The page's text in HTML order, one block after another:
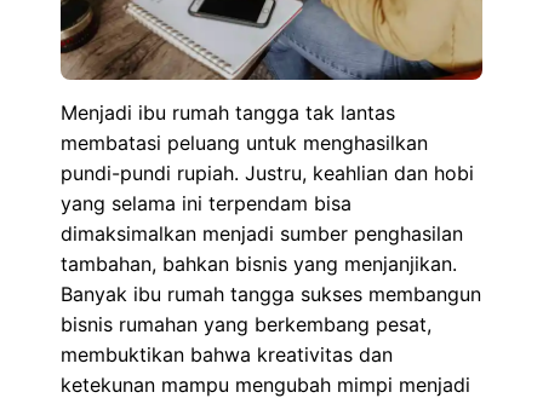
Menjadi ibu rumah tangga tak lantas
membatasi peluang untuk menghasilkan
pundi-pundi rupiah. Justru, keahlian dan hobi
yang selama ini terpendam bisa
dimaksimalkan menjadi sumber penghasilan
tambahan, bahkan bisnis yang menjanjikan.
Banyak ibu rumah tangga sukses membangun
bisnis rumahan yang berkembang pesat,
membuktikan bahwa kreativitas dan
ketekunan mampu mengubah mimpi menjadi